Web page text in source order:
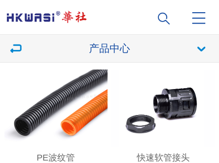
产品中心
PE波纹管 快速软管接头